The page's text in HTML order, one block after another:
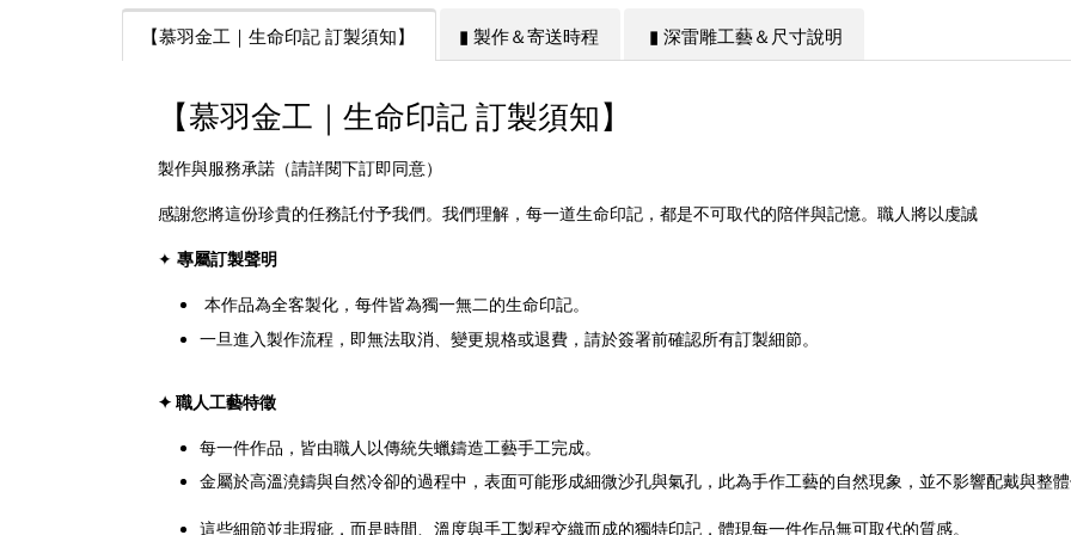
【慕羽金工｜生命印記 訂製須知】 ▮ 製作＆寄送時程 ▮ 深雷雕工藝＆尺寸說明
【慕羽金工｜生命印記 訂製須知】
製作與服務承諾（請詳閱下訂即同意）
感謝您將這份珍貴的任務託付予我們。我們理解，每一道生命印記，都是不可取代的陪伴與記憶。職人將以虔誠
✦ 專屬訂製聲明
本作品為全客製化，每件皆為獨一無二的生命印記。
一旦進入製作流程，即無法取消、變更規格或退費，請於簽署前確認所有訂製細節。
✦ 職人工藝特徵
每一件作品，皆由職人以傳統失蠟鑄造工藝手工完成。
金屬於高溫澆鑄與自然冷卻的過程中，表面可能形成細微沙孔與氣孔，此為手作工藝的自然現象，並不影響配戴與整
這些細節並非瑕疵，而是時間、溫度與手工製程交織而成的獨特印記，體現每一件作品無可取代的質感。